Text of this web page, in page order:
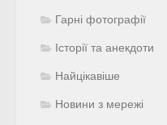
Гарні фотографії
Історії та анекдоти
Найцікавіше
Новини з мережі